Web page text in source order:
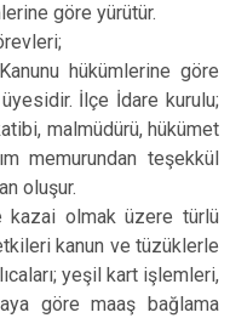
göre yürütür.
hükümlerine göre
İlçe İdare kurulu;
malmüdürü, hükümet
memurundan teşekkül
oluşur.
kazai olmak üzere türlü
kanun ve tüzüklerle
yeşil kart işlemleri,
göre maaş bağlama